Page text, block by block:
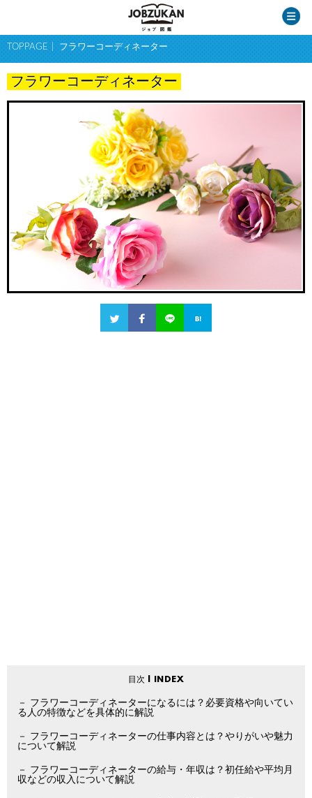
TOPPAGE フラワーコーディネーター
フラワーコーディネーター
フラワーコーディネーターになるには？必要資格や向いてい
る人の特徴などを具体的に解説
フラワーコーディネーターの仕事内容とは？やりがいや魅力
について解説
フラワーコーディネーターの給与・年収は？初任給や平均月
収などの収入について解説